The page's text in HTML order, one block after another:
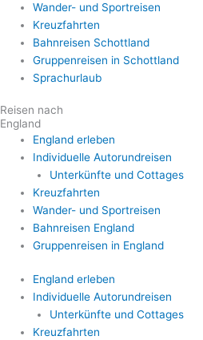
Wander- und Sportreisen
Kreuzfahrten
Bahnreisen Schottland
Gruppenreisen in Schottland
Sprachurlaub
Reisen nach
England
England erleben
Individuelle Autorundreisen
Unterkünfte und Cottages
Kreuzfahrten
Wander- und Sportreisen
Bahnreisen England
Gruppenreisen in England
England erleben
Individuelle Autorundreisen
Unterkünfte und Cottages
Kreuzfahrten